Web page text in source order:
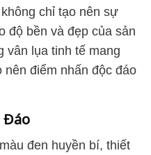
chỉ tạo nên sự
độ bền và đẹp của sản
lụa tinh tế mang
điểm nhấn độc đáo
Đáo
đen huyền bí, thiết